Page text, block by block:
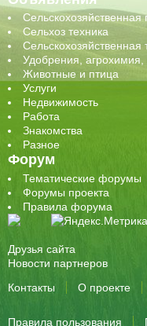
Сельхоз техника
Сельскохозяйственная
Удобрения,
Животные и птица
Услуги
Недвижимость
Работа
Знакомства
Разное
Форум
Тематические форумы
Форумы проекта
Правила форума
Друзья сайта
Новости партнеров
Контакты
О проекте
Правила пользования